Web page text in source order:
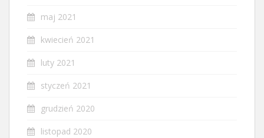
maj 2021
kwiecień 2021
luty 2021
styczeń 2021
grudzień 2020
listopad 2020